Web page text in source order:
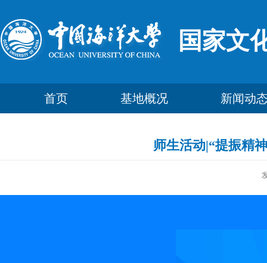
国家文
首页 基地概况 新闻动
师生活动|“提振精